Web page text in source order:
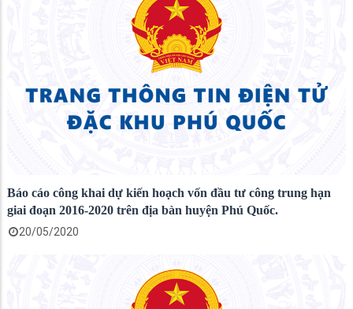
Báo cáo công khai dự kiến hoạch vốn đầu tư công trung hạn
giai đoạn 2016-2020 trên địa bàn huyện Phú Quốc.
20/05/2020